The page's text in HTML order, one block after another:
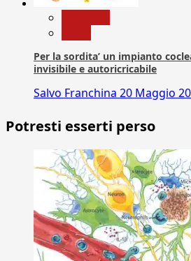
Per la sordita’ un impianto
invisibile e autoricricabile
Salvo Franchina 20 Maggio
Potresti esserti perso